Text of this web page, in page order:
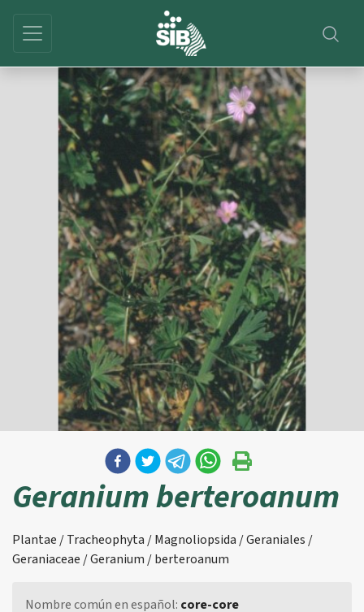
Geranium berteroanum
Plantae / Tracheophyta / Magnoliopsida / Geraniales /
Geraniaceae / Geranium / berteroanum
Nombre común en español: core-core